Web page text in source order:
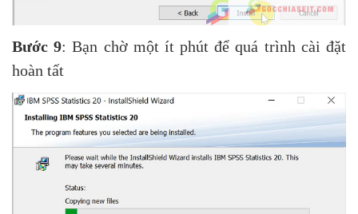
Bước 9: Bạn chờ một ít phút để quá trình cài đặt
hoàn tất